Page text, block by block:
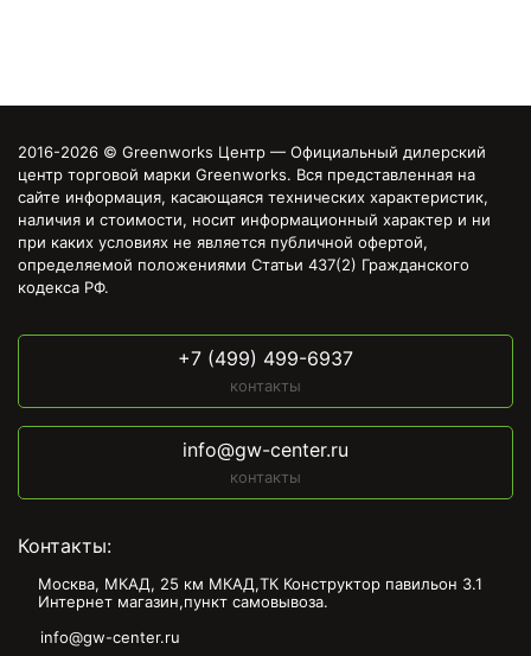
2016-2026 © Greenworks Центр — Официальный дилерский
центр торговой марки Greenworks. Вся представленная на
сайте информация, касающаяся технических характеристик,
наличия и стоимости, носит информационный характер и ни
при каких условиях не является публичной офертой,
определяемой положениями Статьи 437(2) Гражданского
кодекса РФ.
+7 (499) 499-6937
контакты
info@gw-center.ru
контакты
Контакты:
Москва, МКАД, 25 км МКАД,ТК Конструктор павильон З.1
Интернет магазин,пункт самовывоза.
info@gw-center.ru